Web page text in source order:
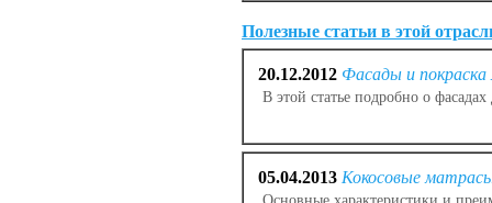
Полезные статьи в этой
20.12.2012 Фасады и покраска
В этой статье подробно о
05.04.2013 Кокосовые